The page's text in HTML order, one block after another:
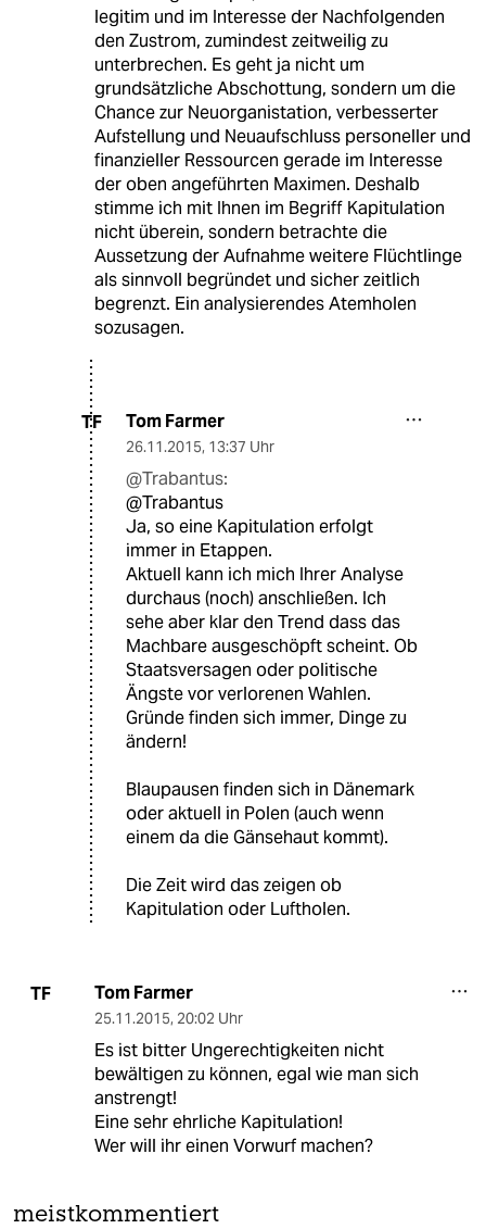
legitim und im Interesse der Nachfolgenden
den Zustrom, zumindest zeitweilig zu
unterbrechen. Es geht ja nicht um
grundsätzliche Abschottung, sondern um die
Chance zur Neuorganistation, verbesserter
Aufstellung und Neuaufschluss personeller und
finanzieller Ressourcen gerade im Interesse
der oben angeführten Maximen. Deshalb
stimme ich mit Ihnen im Begriff Kapitulation
nicht überein, sondern betrachte die
Aussetzung der Aufnahme weitere Flüchtlinge
als sinnvoll begründet und sicher zeitlich
begrenzt. Ein analysierendes Atemholen
sozusagen.
TF Tom Farmer
26.11.2015, 13:37 Uhr
@Trabantus:
@Trabantus
Ja, so eine Kapitulation erfolgt
immer in Etappen.
Aktuell kann ich mich Ihrer Analyse
durchaus (noch) anschließen. Ich
sehe aber klar den Trend dass das
Machbare ausgeschöpft scheint. Ob
Staatsversagen oder politische
Ängste vor verlorenen Wahlen.
Gründe finden sich immer, Dinge zu
ändern!
Blaupausen finden sich in Dänemark
oder aktuell in Polen (auch wenn
einem da die Gänsehaut kommt).
Die Zeit wird das zeigen ob
Kapitulation oder Luftholen.
TF Tom Farmer
25.11.2015, 20:02 Uhr
Es ist bitter Ungerechtigkeiten nicht
bewältigen zu können, egal wie man sich
anstrengt!
Eine sehr ehrliche Kapitulation!
Wer will ihr einen Vorwurf machen?
meistkommentiert